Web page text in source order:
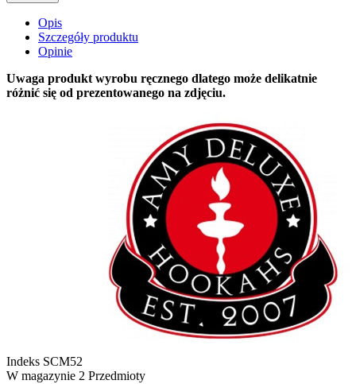
Opis
Szczegóły produktu
Opinie
Uwaga produkt wyrobu ręcznego dlatego może delikatnie
różnić się od prezentowanego na zdjęciu.
Indeks SCM52
W magazynie 2 Przedmioty